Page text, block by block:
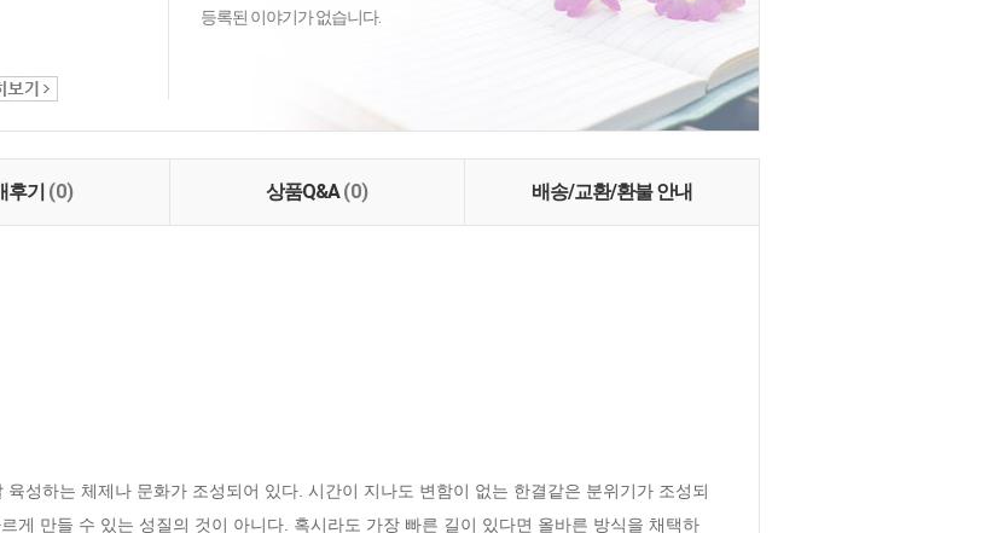
등록된 이야기가 없습니다.
후기 (0) 상품Q&A(0) 배송/교환/환불 안내
성하는 체제나 문화가 조성되어 있다. 시간이 지나도 변함이 없는 한결같은 분위기가 조성되
게 만들 수 있는 성질의 것이 아니다. 혹시라도 가장 빠른 길이 있다면 올바른 방식을 채택하